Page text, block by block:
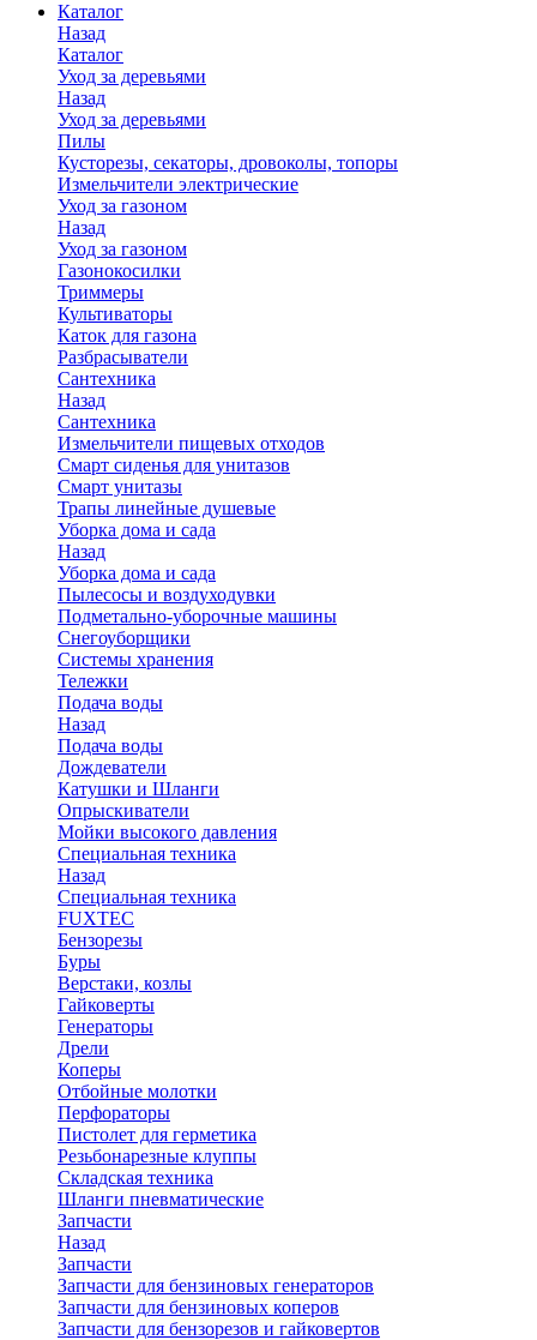
Каталог
Назад
Каталог
Уход за деревьями
Назад
Уход за деревьями
Пилы
Кусторезы, секаторы, дровоколы, топоры
Измельчители электрические
Уход за газоном
Назад
Уход за газоном
Газонокосилки
Триммеры
Культиваторы
Каток для газона
Разбрасыватели
Сантехника
Назад
Сантехника
Измельчители пищевых отходов
Смарт сиденья для унитазов
Смарт унитазы
Трапы линейные душевые
Уборка дома и сада
Назад
Уборка дома и сада
Пылесосы и воздуходувки
Подметально-уборочные машины
Снегоуборщики
Системы хранения
Тележки
Подача воды
Назад
Подача воды
Дождеватели
Катушки и Шланги
Опрыскиватели
Мойки высокого давления
Специальная техника
Назад
Специальная техника
FUXTEC
Бензорезы
Буры
Верстаки, козлы
Гайковерты
Генераторы
Дрели
Коперы
Отбойные молотки
Перфораторы
Пистолет для герметика
Резьбонарезные клуппы
Складская техника
Шланги пневматические
Запчасти
Назад
Запчасти
Запчасти для бензиновых генераторов
Запчасти для бензиновых коперов
Запчасти для бензорезов и гайковертов